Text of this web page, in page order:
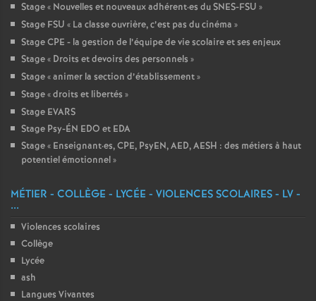
Stage « Nouvelles et nouveaux adhérent·es du SNES-FSU »
Stage FSU « La classe ouvrière, c’est pas du cinéma »
Stage CPE - la gestion de l’équipe de vie scolaire et ses enjeux
Stage « Droits et devoirs des personnels »
Stage «animer la section d’établissement»
Stage «droits et libertés »
Stage EVARS
Stage Psy-ÉN EDO et EDA
Stage « Enseignant·es, CPE, PsyEN, AED, AESH : des métiers à haut
potentiel émotionnel»
MÉTIER - COLLÈGE - LYCÉE - VIOLENCES SCOLAIRES - LV -
...
Violences scolaires
Collège
Lycée
ash
Langues Vivantes